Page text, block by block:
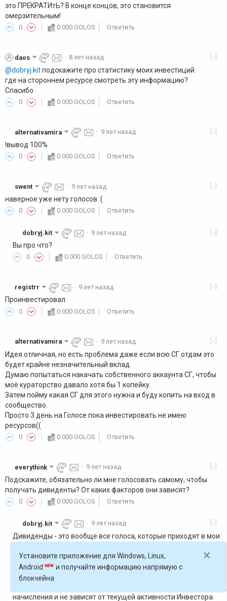
это ПРЕКРАТИтЬ? В конце концов, это становится
омерзительным!
0 0.000 GOLOS Ответить
[-]
daos · 8 лет назад
@dobryj.kitподскажите про статистику моих инвестиций.
где на стороннем ресурсе смотреть эту информацию?
Спасибо
0 0.000 GOLOS Ответить
[-]
alternativamira · 9 лет назад
!вывод 100%
0 0.000 GOLOS Ответить
[-]
swent · 9 лет назад
наверное уже нету голосов :(
0 0.000 GOLOS Ответить
· [-]
dobryj.kit · 9 лет назад
Вы про что?
0 0.000 GOLOS Ответить
[-]
registrr · 9 лет назад
Проинвестировал.
0 0.000 GOLOS Ответить
[-]
alternativamira · 9 лет назад
Идея отличная, но есть проблема даже если всю СГ отдам это
будет крайне незначительный вклад.
Думаю попытаться накачать собственного аккаунта СГ, чтобы
моё кураторство давало хотя бы 1 копейку.
Затем пойму какая СГ для этого нужна и буду копить на вход в
сообщество.
Просто 3 день на Голосе пока инвестировать не имею
ресурсов((
0 0.000 GOLOS Ответить
[-]
everythink · 9 лет назад
Подскажите, обязательно ли мне голосовать самому, чтобы
получать дивиденты? От каких факторов они зависят?
0 0.000 GOLOS Ответить
· [-]
dobryj.kit · 9 лет назад
Дивиденды - это вообще все голоса, которые приходят в мои
непосредственно Инвестиций. Они генерируются моей
авторской и кураторской деятельностью, а так же могут быть
получены в качестве Пожертвований. Все Дивиденды
начисления и не зависят от текущей активности Инвестора.
×
Установите приложение для Windows, Linux,
Android
и получайте информацию напрямую с
блокчейна